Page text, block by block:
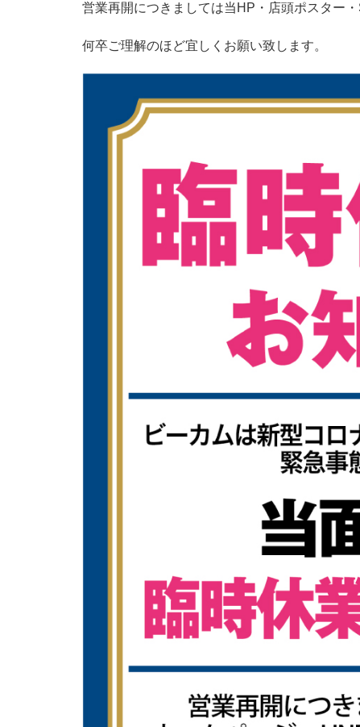
営業再開につきましては当HP・店頭ポスター
何卒ご理解のほど宜しくお願い致します。